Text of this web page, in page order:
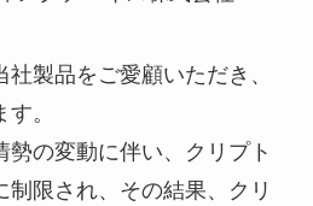
apple純正イヤホンはどこで買え
？コンビニに売ってる？iphone
ッチエンヴィの廃盤の理由は？
た香りの香水はある？新品を手
入れるには？
製品をご愛顧いただき、
。
勢の変動に伴い、クリプト
制限され、その結果、クリ